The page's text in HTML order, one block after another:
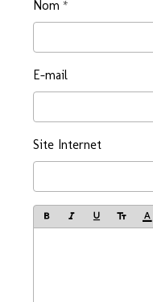
Nom
E-mail
Site Internet